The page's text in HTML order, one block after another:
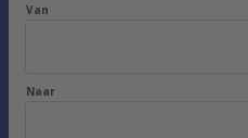
Van
Naar